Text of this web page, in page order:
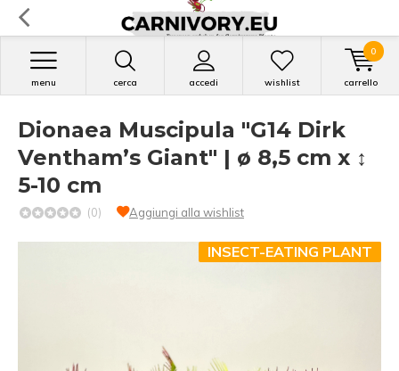
cerca accedi
menu wishlist carrello
0
Dionaea Muscipula "G14 Dirk
Ventham’s Giant" | ø 8,5 cm x ↕
5-10 cm
(0) Aggiungi alla wishlist
INSECT-EATING PLANT